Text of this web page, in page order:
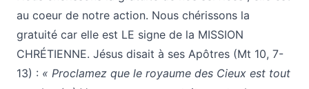
au coeur de notre action. Nous chérissons la
gratuité car elle est LE signe de la MISSION
CHRÉTIENNE. Jésus disait à ses Apôtres (Mt 10, 7-
13) : « Proclamez que le royaume des Cieux est tout